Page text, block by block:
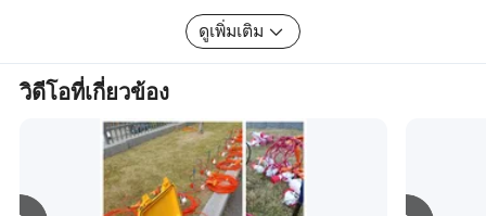
ดูเพิ่มเติม
วิดีโอที่เกี่ยวข้อง